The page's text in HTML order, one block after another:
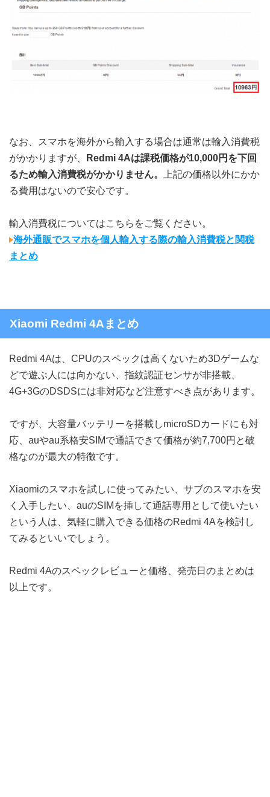
なお、スマホを海外から輸入する場合は通常は輸入消費税
がかかりますが、
Redmi 4Aは課税価格が10,000円を下回
るため輸入消費税がかかりません。
上記の価格以外にかか
る費用はないので安心です。
輸入消費税についてはこちらをご覧ください。
海外通販でスマホを個人輸入する際の輸入消費税と関税
まとめ
Xiaomi Redmi 4Aまとめ
Redmi 4Aは、CPUのスペックは高くないため3Dゲームな
どで遊ぶ人には向かない、指紋認証センサが非搭載、
4G+3GのDSDSには非対応など注意すべき点があります。
ですが、大容量バッテリーを搭載しmicroSDカードにも対
応、auやau系格安SIMで通話できて価格が約7,700円と破
格なのが最大の特徴です。
Xiaomiのスマホを試しに使ってみたい、サブのスマホを安
く入手したい、auのSIMを挿して通話専用として使いたい
という人は、気軽に購入できる価格のRedmi 4Aを検討し
てみるといいでしょう。
Redmi 4Aのスペックレビューと価格、発売日のまとめは
以上です。